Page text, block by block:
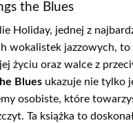
the Blues
Holiday, jednej z
wokalistek jazzowych, to
życiu oraz walce z
Blues ukazuje nie tylko
osobiste, które
Ta książka to